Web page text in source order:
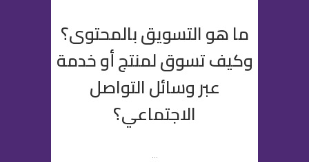
ما هو التسويق بالمحتوى؟
وكيف تسوق لمنتج أو خدمة
عبر وسائل التواصل
الاجتماعي؟
...